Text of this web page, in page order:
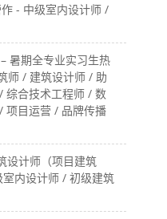
作 - 中级室内设计师 /
暑期全专业实习生热
师 / 建筑设计师 / 助
综合技术工程师 / 数
项目运营 / 品牌传播
设计师（项目建筑
内设计师 / 初级建筑